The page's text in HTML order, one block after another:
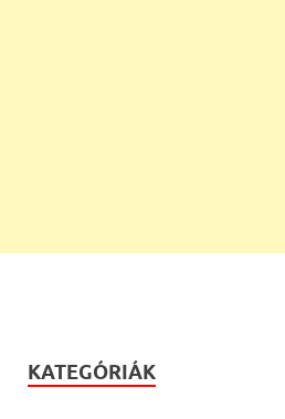
KATEGÓRIÁK